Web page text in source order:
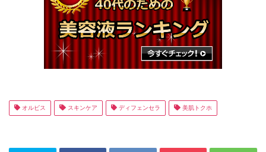
オルビス スキンケア ディフェンセラ 美肌トクホ